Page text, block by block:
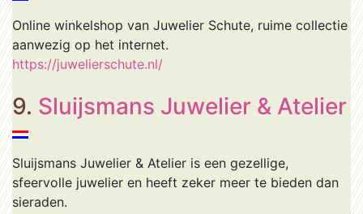
Online winkelshop van Juwelier Schute, ruime collectie
aanwezig op het internet.
https://juwelierschute.nl/
9. Sluijsmans Juwelier & Atelier
Sluijsmans Juwelier & Atelier is een gezellige,
sfeervolle juwelier en heeft zeker meer te bieden dan
sieraden.